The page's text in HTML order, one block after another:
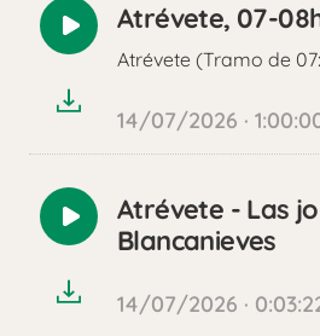
Reproducir
audio
Atrévete, 07-
Atrévete (Tramo de
14/07/2026 ·
Reproducir
audio
Atrévete - Las
Blancanieves
14/07/2026 ·